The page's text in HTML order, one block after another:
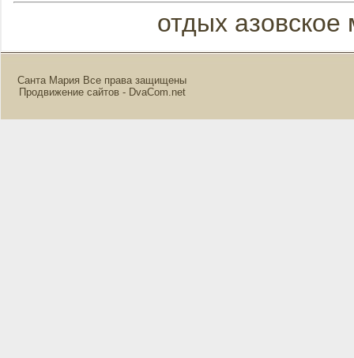
отдых азовское
Санта Мария Все права защищены
Продвижение сайтов - DvaCom.net